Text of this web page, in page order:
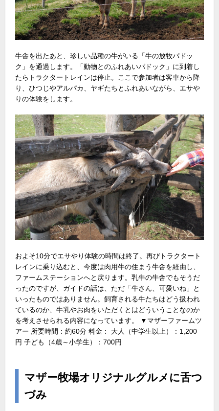
牛舎を出たあと、珍しい品種の牛がいる「牛の放牧パドッ
ク」を通過します。「動物とのふれあいパドック」に到着し
たらトラクタートレインは停止。ここで参加者は客車から降
り、ひつじやアルパカ、ヤギたちとふれあいながら、エサや
りの体験をします。
およそ10分でエサやり体験の時間は終了。再びトラクタート
レインに乗り込むと、今度は肉用牛の住まう牛舎を経由し、
ファームステーションへと戻ります。乳牛の牛舎でもそうだ
ったのですが、ガイドの話は、ただ「牛さん、可愛いね」と
いったものではありません。飼育される牛たちはどう扱われ
ているのか、牛乳やお肉をいただくとはどういうことなのか
を考えさせられる内容になっています。 ▼マザーファームツ
アー 所要時間：約60分 料金： 大人（中学生以上）：1,200
円 子ども（4歳～小学生）：700円
マザー牧場オリジナルグルメに舌つ
づみ